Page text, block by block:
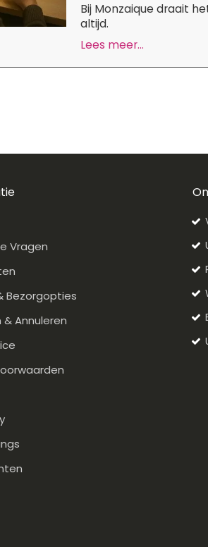
Bij Monzaique draait
altijd.
Lees meer...
Vragen
Bezorgopties
Annuleren